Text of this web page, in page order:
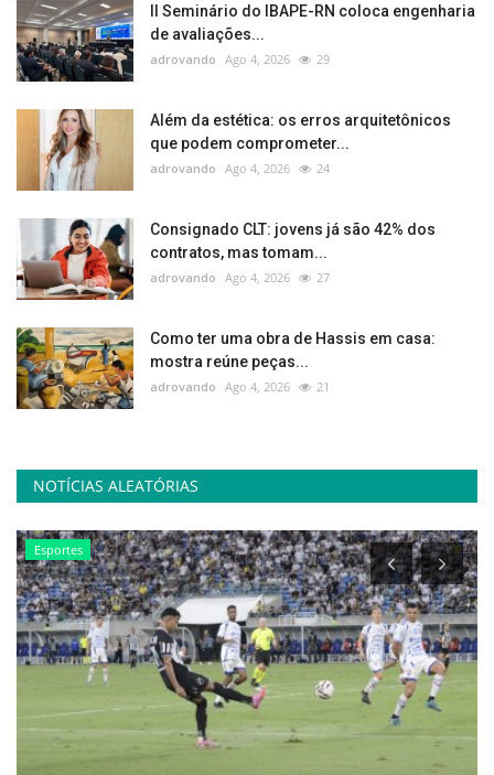
II Seminário do IBAPE-RN coloca engenharia
de avaliações...
adrovando Ago 4, 2026 29
Além da estética: os erros arquitetônicos
que podem comprometer...
adrovando Ago 4, 2026 24
Consignado CLT: jovens já são 42% dos
contratos, mas tomam...
adrovando Ago 4, 2026 27
Como ter uma obra de Hassis em casa:
mostra reúne peças...
adrovando Ago 4, 2026 21
NOTÍCIAS ALEATÓRIAS
Esportes